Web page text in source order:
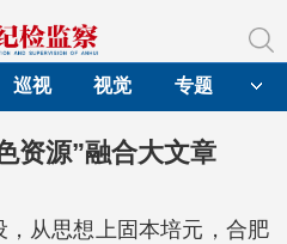
巡视 视觉 专题
资源”融合大文章
，从思想上固本培元，合肥